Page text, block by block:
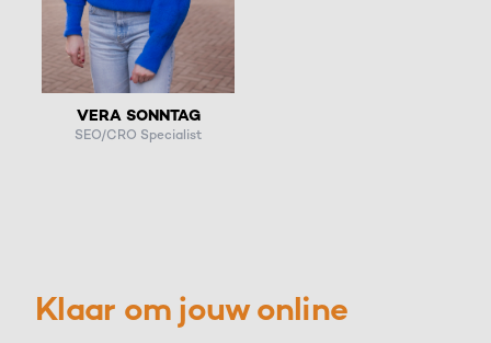
VERA SONNTAG
SEO/CRO Specialist
Klaar om jouw online